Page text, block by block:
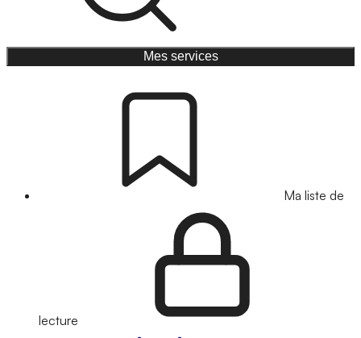
Mes services
Ma liste de
lecture